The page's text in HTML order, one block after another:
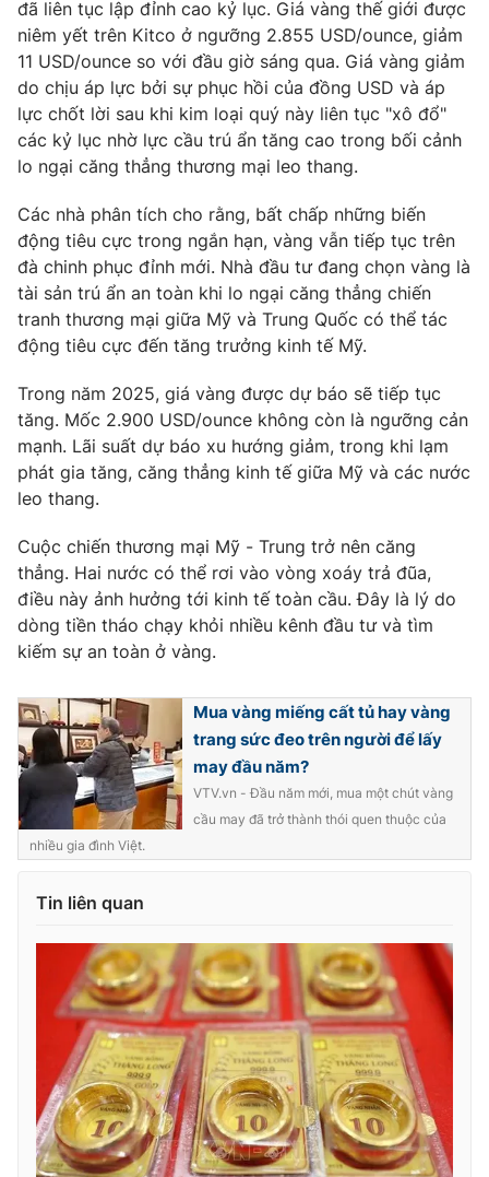
đã liên tục lập đỉnh cao kỷ lục. Giá vàng thế giới được
niêm yết trên Kitco ở ngưỡng 2.855 USD/ounce, giảm
11 USD/ounce so với đầu giờ sáng qua. Giá vàng giảm
do chịu áp lực bởi sự phục hồi của đồng USD và áp
lực chốt lời sau khi kim loại quý này liên tục "xô đổ"
các kỷ lục nhờ lực cầu trú ẩn tăng cao trong bối cảnh
lo ngại căng thẳng thương mại leo thang.
Các nhà phân tích cho rằng, bất chấp những biến
động tiêu cực trong ngắn hạn, vàng vẫn tiếp tục trên
đà chinh phục đỉnh mới. Nhà đầu tư đang chọn vàng là
tài sản trú ẩn an toàn khi lo ngại căng thẳng chiến
tranh thương mại giữa Mỹ và Trung Quốc có thể tác
động tiêu cực đến tăng trưởng kinh tế Mỹ.
Trong năm 2025, giá vàng được dự báo sẽ tiếp tục
tăng. Mốc 2.900 USD/ounce không còn là ngưỡng cản
mạnh. Lãi suất dự báo xu hướng giảm, trong khi lạm
phát gia tăng, căng thẳng kinh tế giữa Mỹ và các nước
leo thang.
Cuộc chiến thương mại Mỹ - Trung trở nên căng
thẳng. Hai nước có thể rơi vào vòng xoáy trả đũa,
điều này ảnh hưởng tới kinh tế toàn cầu. Đây là lý do
dòng tiền tháo chạy khỏi nhiều kênh đầu tư và tìm
kiếm sự an toàn ở vàng.
Mua vàng miếng cất tủ hay vàng
trang sức đeo trên người để lấy
may đầu năm?
VTV.vn - Đầu năm mới, mua một chút vàng
cầu may đã trở thành thói quen thuộc của
nhiều gia đình Việt.
Tin liên quan